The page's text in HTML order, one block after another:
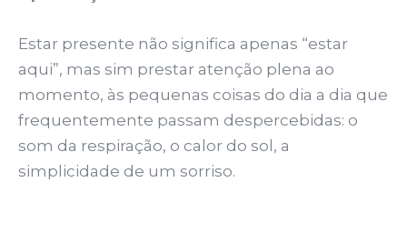
Estar presente não significa apenas “estar
aqui”, mas sim prestar atenção plena ao
momento, às pequenas coisas do dia a dia que
frequentemente passam despercebidas: o
som da respiração, o calor do sol, a
simplicidade de um sorriso.